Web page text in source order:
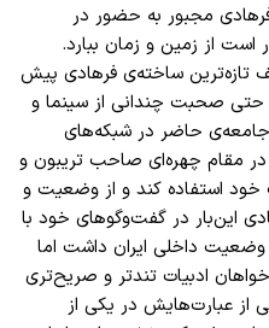
مجبور به حضور در
از زمین و زمان ببارد.
تازه‌ترین ساخته‌ی فرهادی پیش
صحبت چندانی از سینما و
جامعه‌ی حاضر در شبکه‌های
در مقام چهره‌ای صاحب تریبون و
خود استفاده کند و از وضعیت و
این‌بار در گفت‌وگو‌های خود با
داخلی ایران داشت اما
ادبیات تند‌تر و صریح‌تری
از عبارت‌هایش در یکی از